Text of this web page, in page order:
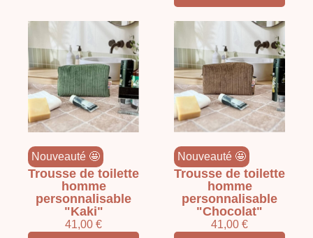
Nouveauté 🤩
Trousse de toilette
homme
personnalisable
"Kaki"
41,00 €
Nouveauté 🤩
Trousse de toilette
homme
personnalisable
"Chocolat"
41,00 €